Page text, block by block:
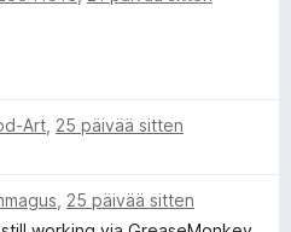
Art 25 päivää sitten
25 päivää sitten